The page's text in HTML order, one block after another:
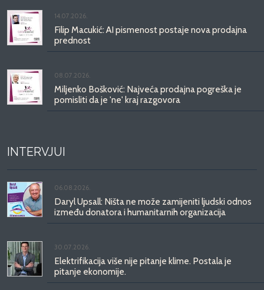
14.07.2026.
Filip Macukić: AI pismenost postaje nova prodajna
prednost
08.07.2026.
Miljenko Bošković: Najveća prodajna pogreška je
pomisliti da je 'ne' kraj razgovora
INTERVJUI
06.08.2026.
Daryl Upsall: Ništa ne može zamijeniti ljudski odnos
između donatora i humanitarnih organizacija
30.07.2026.
Elektrifikacija više nije pitanje klime. Postala je
pitanje ekonomije.